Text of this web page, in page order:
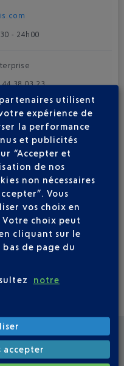
com
- 24h00
44 38 03 23
144 380 323
.com
- 24h00
810 081
178 427 771
com
- 24h00
- 23h00
utilisent
expérience de
la performance
et publicités
“Accepter et
de nos
non nécessaires
Vous
vos choix en
Votre choix peut
cliquant sur le
bas de page du
notre
accepter